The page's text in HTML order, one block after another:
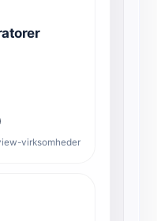
virksomheder